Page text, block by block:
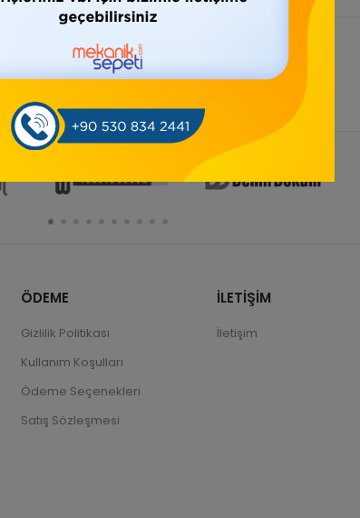
ÖDEME
Gizlilik Politikası
Kullanım Koşulları
Ödeme Seçenekleri
Satış Sözleşmesi
İLETİŞİM
İletişim